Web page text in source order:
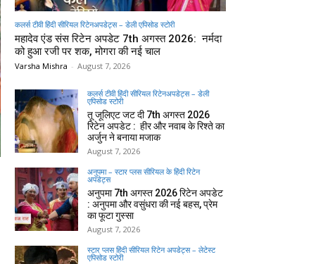
कलर्स टीवी हिंदी सीरियल रिटेनअपडेट्स – डेली एपिसोड स्टोरी
महादेव एंड संस रिटेन अपडेट 7th अगस्त 2026: नर्मदा
को हुआ रजी पर शक, मोगरा की नई चाल
Varsha Mishra - August 7, 2026
कलर्स टीवी हिंदी सीरियल रिटेनअपडेट्स – डेली
एपिसोड स्टोरी
तू जूलिएट जट दी 7th अगस्त 2026
रिटेन अपडेट : हीर और नवाब के रिश्ते का
अर्जुन ने बनाया मजाक
August 7, 2026
अनुपमा – स्टार प्लस सीरियल के हिंदी रिटेन
अपडेट्स
अनुपमा 7th अगस्त 2026 रिटेन अपडेट
: अनुपमा और वसुंधरा की नई बहस, प्रेम
का फूटा गुस्सा
August 7, 2026
स्टार प्लस हिंदी सीरियल रिटेन अपडेट्स – लेटेस्ट
एपिसोड स्टोरी